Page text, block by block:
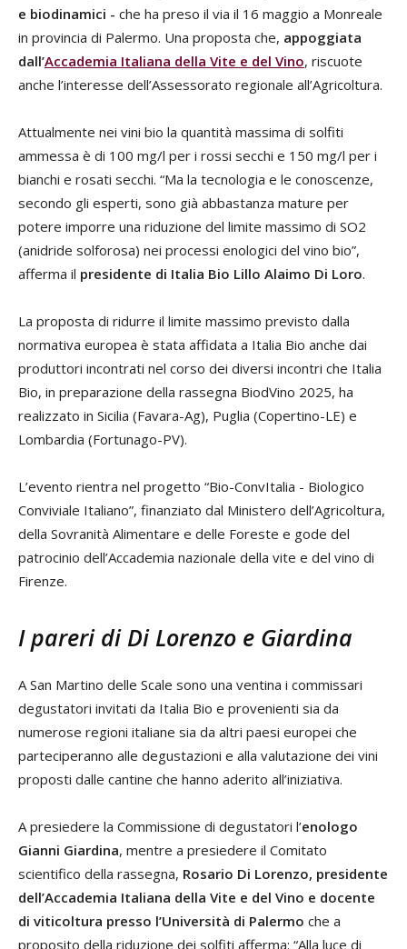
e biodinamici - che ha preso il via il 16 maggio a Monreale
in provincia di Palermo. Una proposta che, appoggiata
dall’Accademia Italiana della Vite e del Vino, riscuote
anche l’interesse dell’Assessorato regionale all’Agricoltura.
Attualmente nei vini bio la quantità massima di solfiti
ammessa è di 100 mg/l per i rossi secchi e 150 mg/l per i
bianchi e rosati secchi. “Ma la tecnologia e le conoscenze,
secondo gli esperti, sono già abbastanza mature per
potere imporre una riduzione del limite massimo di SO2
(anidride solforosa) nei processi enologici del vino bio”,
afferma il presidente di Italia Bio Lillo Alaimo Di Loro.
La proposta di ridurre il limite massimo previsto dalla
normativa europea è stata affidata a Italia Bio anche dai
produttori incontrati nel corso dei diversi incontri che Italia
Bio, in preparazione della rassegna BiodVino 2025, ha
realizzato in Sicilia (Favara-Ag), Puglia (Copertino-LE) e
Lombardia (Fortunago-PV).
L’evento rientra nel progetto “Bio-ConvItalia - Biologico
Conviviale Italiano”, finanziato dal Ministero dell’Agricoltura,
della Sovranità Alimentare e delle Foreste e gode del
patrocinio dell’Accademia nazionale della vite e del vino di
Firenze.
I pareri di Di Lorenzo e Giardina
A San Martino delle Scale sono una ventina i commissari
degustatori invitati da Italia Bio e provenienti sia da
numerose regioni italiane sia da altri paesi europei che
parteciperanno alle degustazioni e alla valutazione dei vini
proposti dalle cantine che hanno aderito all’iniziativa.
A presiedere la Commissione di degustatori l’enologo
Gianni Giardina, mentre a presiedere il Comitato
scientifico della rassegna, Rosario Di Lorenzo, presidente
dell’Accademia Italiana della Vite e del Vino e docente
di viticoltura presso l’Università di Palermo che a
proposito della riduzione dei solfiti afferma: “Alla luce di